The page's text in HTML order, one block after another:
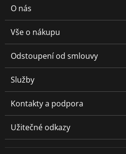
O nás
Vše o nákupu
Odstoupení od smlouvy
Služby
Kontakty a podpora
Užitečné odkazy